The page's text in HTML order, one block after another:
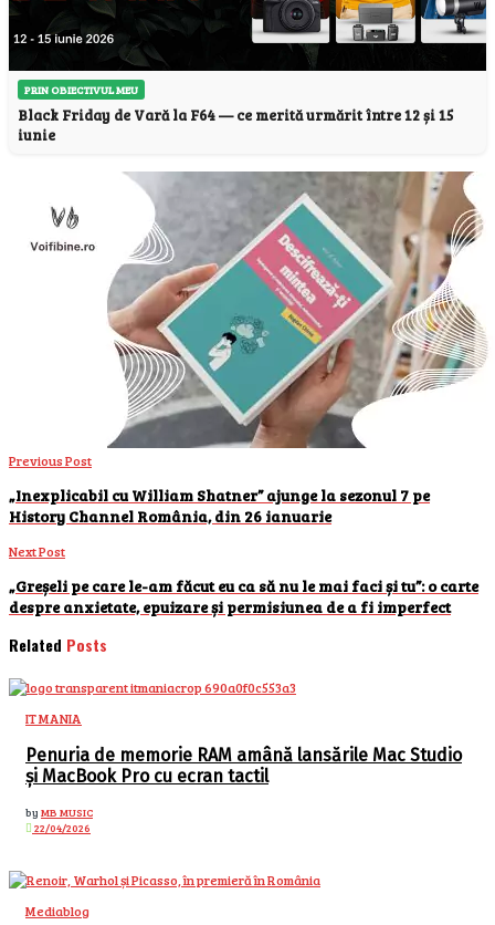
PRIN OBIECTIVUL MEU
Black Friday de Vară la F64 — ce merită urmărit între 12 și 15
iunie
Previous Post
„Inexplicabil cu William Shatner” ajunge la sezonul 7 pe
History Channel România, din 26 ianuarie
Next Post
„Greșeli pe care le-am făcut eu ca să nu le mai faci și tu”: o carte
despre anxietate, epuizare și permisiunea de a fi imperfect
Related Posts
IT MANIA
Penuria de memorie RAM amână lansările Mac Studio
și MacBook Pro cu ecran tactil
by MB MUSIC
22/04/2026
Mediablog